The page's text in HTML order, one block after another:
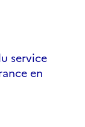
service
en